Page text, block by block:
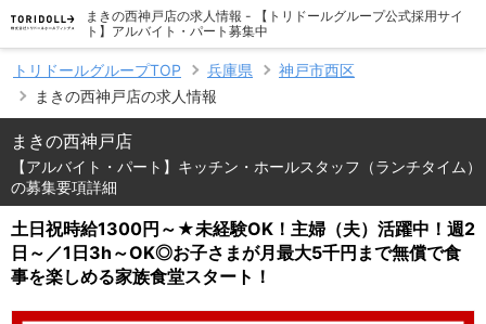
まきの西神戸店の求人情報 - 【トリドールグループ公式採用サイ
ト】アルバイト・パート募集中
トリドールグループTOP 兵庫県
神戸市西区
まきの西神戸店の求人情報
まきの西神戸店
【アルバイト・パート】キッチン・ホールスタッフ（ランチタイム）
の募集要項詳細
土日祝時給1300円～★未経験OK！主婦（夫）活躍中！週2
日～／1日3h～OK◎お子さまが月最大5千円まで無償で食
事を楽しめる家族食堂スタート！